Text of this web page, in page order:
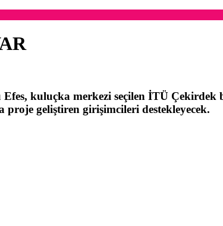
kuluçka merkezi seçilen İTÜ
proje geliştiren girişimcileri destekleyecek.